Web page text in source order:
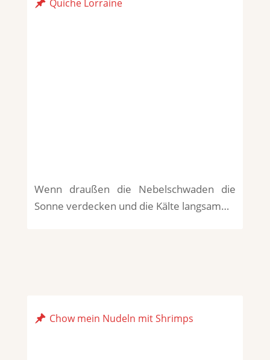
Quiche Lorraine
Wenn draußen die Nebelschwaden die
Sonne verdecken und die Kälte langsam…
Chow mein Nudeln mit Shrimps